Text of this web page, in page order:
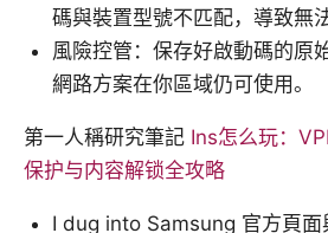
碼與裝置型號不匹配，導致無
風險控管：保存好啟動碼的原
網路方案在你區域仍可使用。
第一人稱研究筆記 Ins怎么玩：
保护与内容解锁全攻略
I dug into Samsung 官方頁面